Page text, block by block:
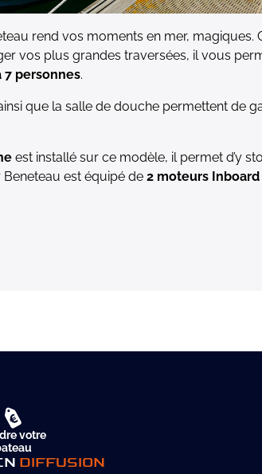
rend vos moments en mer, magiques.
vos plus grandes traversées, il vous
7 personnes.
que la salle de douche permettent de
est installé sur ce modèle, il permet d’y
Beneteau est équipé de 2 moteurs Inboard
votre
DIFFUSION